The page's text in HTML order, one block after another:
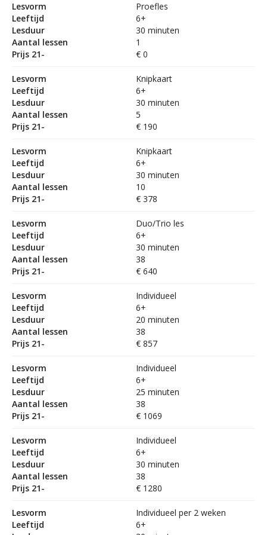
Lesvorm
Proefles
Leeftijd
6+
Lesduur
30 minuten
Aantal lessen
1
Prijs 21-
€ 0
Lesvorm
Knipkaart
Leeftijd
6+
Lesduur
30 minuten
Aantal lessen
5
Prijs 21-
€ 190
Lesvorm
Knipkaart
Leeftijd
6+
Lesduur
30 minuten
Aantal lessen
10
Prijs 21-
€ 378
Lesvorm
Duo/Trio les
Leeftijd
6+
Lesduur
30 minuten
Aantal lessen
38
Prijs 21-
€ 640
Lesvorm
Individueel
Leeftijd
6+
Lesduur
20 minuten
Aantal lessen
38
Prijs 21-
€ 857
Lesvorm
Individueel
Leeftijd
6+
Lesduur
25 minuten
Aantal lessen
38
Prijs 21-
€ 1069
Lesvorm
Individueel
Leeftijd
6+
Lesduur
30 minuten
Aantal lessen
38
Prijs 21-
€ 1280
Lesvorm
Individueel per 2 weken
Leeftijd
6+